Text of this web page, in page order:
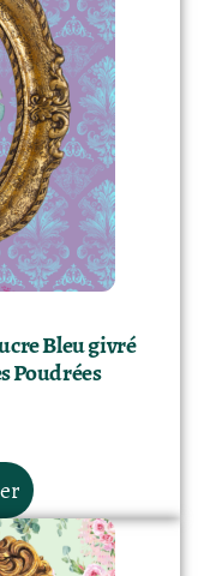
Bleu givré
Poudrées